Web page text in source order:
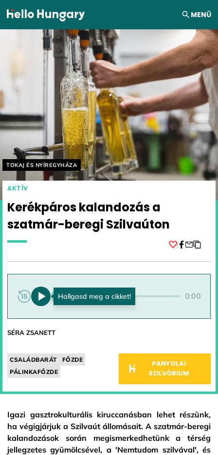
Ugrás a tartalomhoz MENÜ
Helyszín címkék:
TOKAJ ÉS NYÍREGYHÁZA
AKTÍV
Kerékpáros kalandozás a
szatmár-beregi Szilvaúton
0:00 0:00
SÉRA ZSANETT
CSALÁDBARÁT
FŐZDE
PÁLINKAFŐZDE
PANYOLAI
SZILVÓRIUM
Igazi gasztrokulturális kiruccanásban lehet részünk,
ha végigjárjuk a Szilvaút állomásait. A szatmár-beregi
kalandozások során megismerkedhetünk a térség
jellegzetes gyümölcsével, a 'Nemtudom szilvával', és